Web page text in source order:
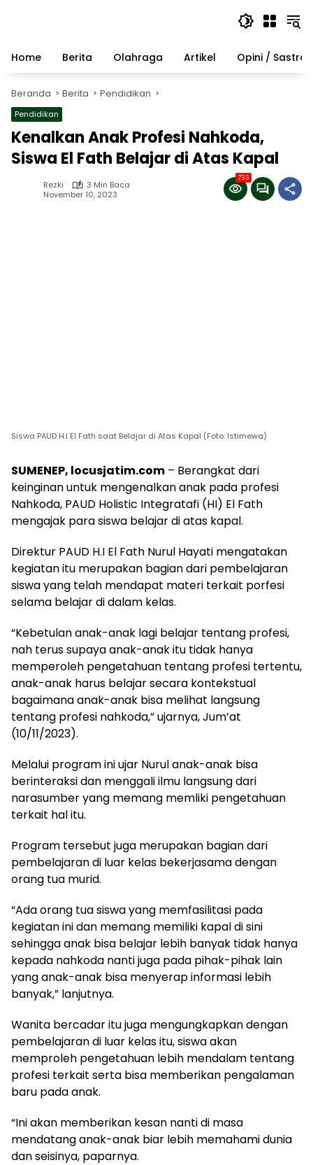
Home
Berita Olahraga Artikel Opini / Sastra
Beranda Berita Pendidikan
Pendidikan
Kenalkan Anak Profesi Nahkoda,
Siswa El Fath Belajar di Atas Kapal
Rezki
3 Min Baca
November 10, 2023
733
Siswa PAUD H.I El Fath saat Belajar di Atas Kapal (Foto: Istimewa)
SUMENEP, locusjatim.com – Berangkat dari
keinginan untuk mengenalkan anak pada profesi
Nahkoda, PAUD Holistic Integratafi (HI) El Fath
mengajak para siswa belajar di atas kapal.
Direktur PAUD H.I El Fath Nurul Hayati mengatakan
kegiatan itu merupakan bagian dari pembelajaran
siswa yang telah mendapat materi terkait porfesi
selama belajar di dalam kelas.
“Kebetulan anak-anak lagi belajar tentang profesi,
nah terus supaya anak-anak itu tidak hanya
memperoleh pengetahuan tentang profesi tertentu,
anak-anak harus belajar secara kontekstual
bagaimana anak-anak bisa melihat langsung
tentang profesi nahkoda,” ujarnya, Jum’at
(10/11/2023).
Melalui program ini ujar Nurul anak-anak bisa
berinteraksi dan menggali ilmu langsung dari
narasumber yang memang memliki pengetahuan
terkait hal itu.
Program tersebut juga merupakan bagian dari
pembelajaran di luar kelas bekerjasama dengan
orang tua murid.
“Ada orang tua siswa yang memfasilitasi pada
kegiatan ini dan memang memiliki kapal di sini
sehingga anak bisa belajar lebih banyak tidak hanya
kepada nahkoda nanti juga pada pihak-pihak lain
yang anak-anak bisa menyerap informasi lebih
banyak,” lanjutnya.
Wanita bercadar itu juga mengungkapkan dengan
pembelajaran di luar kelas itu, siswa akan
memproleh pengetahuan lebih mendalam tentang
profesi terkait serta bisa memberikan pengalaman
baru pada anak.
“Ini akan memberikan kesan nanti di masa
mendatang anak-anak biar lebih memahami dunia
dan seisinya, paparnya.